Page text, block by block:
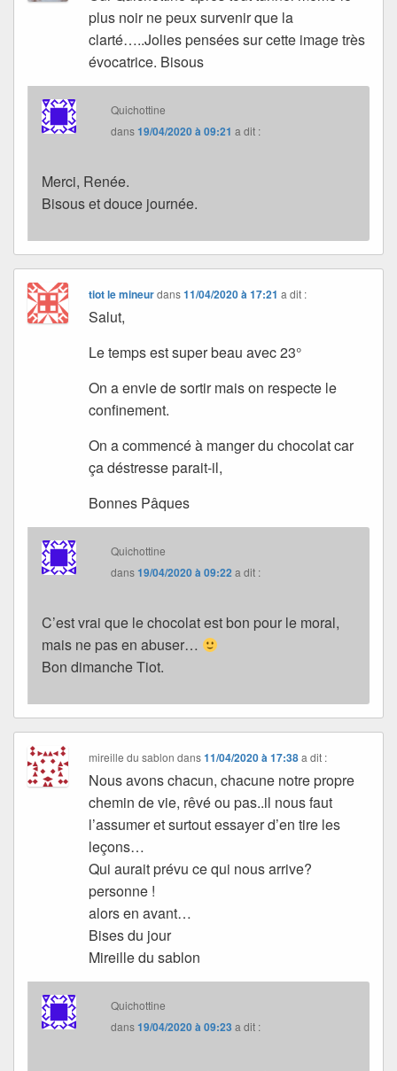
plus noir ne peux survenir que la
clarté…..Jolies pensées sur cette image très
évocatrice. Bisous
Quichottine
dans19/04/2020 à 09:21 a dit :
Merci, Renée.
Bisous et douce journée.
tiot le mineurdans11/04/2020 à 17:21 a dit :
Salut,
Le temps est super beau avec 23°
On a envie de sortir mais on respecte le
confinement.
On a commencé à manger du chocolat car
ça déstresse parait-il,
Bonnes Pâques
Quichottine
dans19/04/2020 à 09:22 a dit :
C’est vrai que le chocolat est bon pour le moral,
mais ne pas en abuser…
Bon dimanche Tiot.
mireille du sablon dans11/04/2020 à 17:38 a dit :
Nous avons chacun, chacune notre propre
chemin de vie, rêvé ou pas..il nous faut
l’assumer et surtout essayer d’en tire les
leçons…
Qui aurait prévu ce qui nous arrive?
personne !
alors en avant…
Bises du jour
Mireille du sablon
Quichottine
dans19/04/2020 à 09:23 a dit :